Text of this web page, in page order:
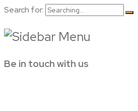
Search for:
Be in touch with us